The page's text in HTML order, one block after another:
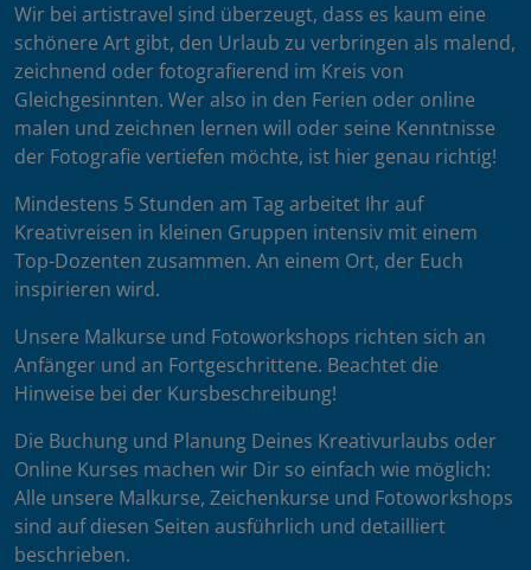
Wir bei artistravel sind überzeugt, dass es kaum eine
schönere Art gibt, den Urlaub zu verbringen als malend,
zeichnend oder fotografierend im Kreis von
Gleichgesinnten. Wer also in den Ferien oder online
malen und zeichnen lernen will oder seine Kenntnisse
der Fotografie vertiefen möchte, ist hier genau richtig!
Mindestens 5 Stunden am Tag arbeitet Ihr auf
Kreativreisen in kleinen Gruppen intensiv mit einem
Top-Dozenten zusammen. An einem Ort, der Euch
inspirieren wird.
Unsere Malkurse und Fotoworkshops richten sich an
Anfänger und an Fortgeschrittene. Beachtet die
Hinweise bei der Kursbeschreibung!
Die Buchung und Planung Deines Kreativurlaubs oder
Online Kurses machen wir Dir so einfach wie möglich:
Alle unsere Malkurse, Zeichenkurse und Fotoworkshops
sind auf diesen Seiten ausführlich und detailliert
beschrieben.